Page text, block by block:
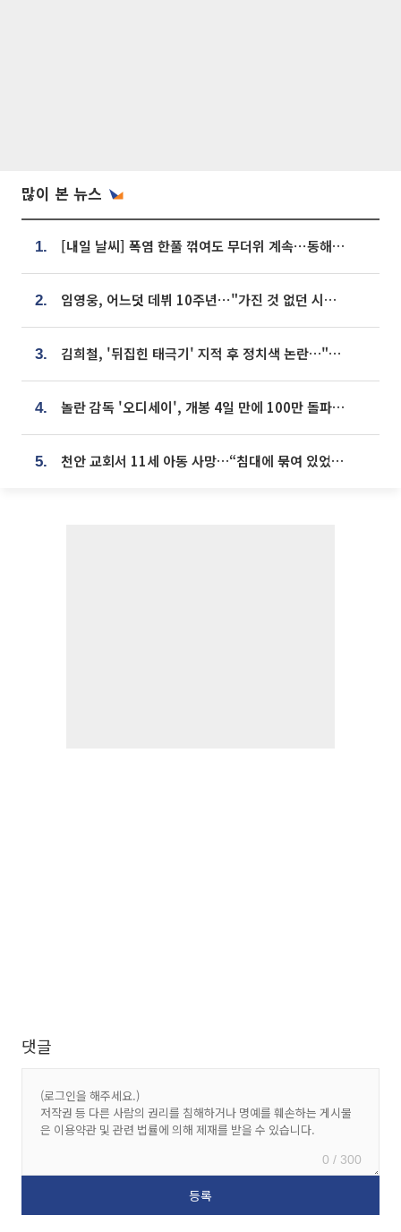
많이 본 뉴스
1. [내일 날씨] 폭염 한풀 꺾여도 무더위 계속⋯동해안 이틀 연속 비
2. 임영웅, 어느덧 데뷔 10주년⋯"가진 것 없던 시절, 내 앞엔 20명의 팬뿐"
3. 김희철, '뒤집힌 태극기' 지적 후 정치색 논란…"좌우 떠나 우리나라 국기"
4. 놀란 감독 '오디세이', 개봉 4일 만에 100만 돌파⋯'왕사남' 보다 빠르다
5. 천안 교회서 11세 아동 사망…“침대에 묶여 있었다” 진술 확보
댓글
0 / 300